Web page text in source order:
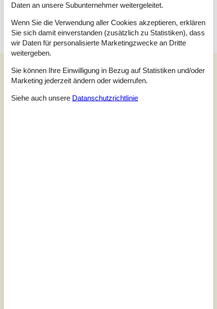
sind. Rauchen ist nicht zugelassen. Bei Nichtbeachtung dieses
Verbots wird eine Gebühr von mindestens EUR 420,- erhoben.
Unsere Gästebewertungen
Unsere GästebewertungenExterne Bewertungen
Daten an unsere Subunternehmer weitergeleitet.
Wenn Sie die Verwendung aller Cookies akzeptieren, erklären
Sie sich damit einverstanden (zusätzlich zu Statistiken), dass
wir Daten für personalisierte Marketingzwecke an Dritte
weitergeben.
Sie können Ihre Einwilligung in Bezug auf Statistiken und/oder
Marketing jederzeit ändern oder widerrufen.
Siehe auch unsere Datanschutzrichtlinie